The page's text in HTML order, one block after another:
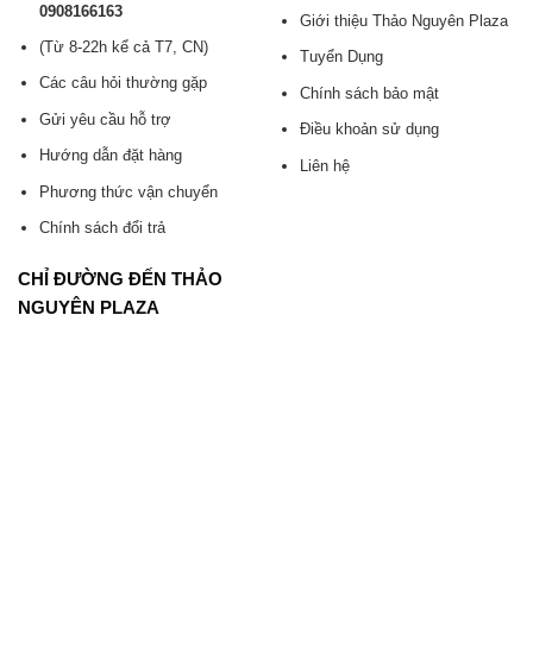
0908166163
(Từ 8-22h kể cả T7, CN)
Các câu hỏi thường gặp
Gửi yêu cầu hỗ trợ
Hướng dẫn đặt hàng
Phương thức vận chuyển
Chính sách đổi trả
Giới thiệu Thảo Nguyên Plaza
Tuyển Dụng
Chính sách bảo mật
Điều khoản sử dụng
Liên hệ
CHỈ ĐƯỜNG ĐẾN THẢO
NGUYÊN PLAZA